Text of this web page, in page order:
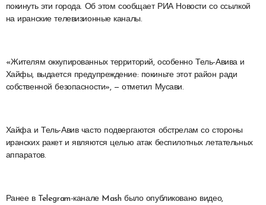
покинуть эти города. Об этом сообщает РИА Новости со ссылкой
на иранские телевизионные каналы.
«Жителям оккупированных территорий, особенно Тель-Авива и
Хайфы, выдается предупреждение: покиньте этот район ради
собственной безопасности», — отметил Мусави.
Хайфа и Тель-Авив часто подвергаются обстрелам со стороны
иранских ракет и являются целью атак беспилотных летательных
аппаратов.
Ранее в Telegram-канале Mash было опубликовано видео,